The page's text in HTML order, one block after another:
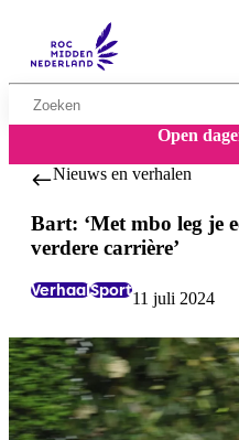
Zoekwoord
Open
Nieuws en verhalen
Bart: ‘Met mbo leg je
verdere carrière’
VerhaalSport11 juli 2024